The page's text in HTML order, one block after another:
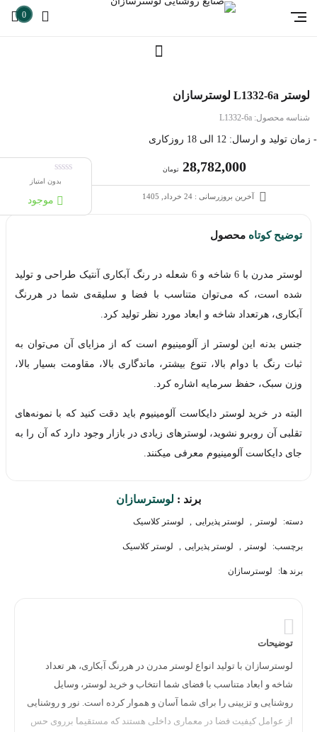
0
لوستر L1332-6a لوسترسازان
شناسه محصول: L1332-6a
- زمان تولید و ارسال: 12 الی 18 روزکاری
28,782,000 تومان
آخرین بروزرسانی : 24 خرداد, 1405
بدون امتیاز
موجود
توضیح کوتاه محصول
لوستر مدرن با 6 شاخه و 6 شعله در رنگ آبکاری آنتیک طراحی و تولید
شده است، که می‌توان متناسب با فضا و سلیقه‌ی شما در هررنگ
آبکاری، هرتعداد شاخه و ابعاد مورد نظر تولید کرد.
جنس بدنه این لوستر از آلومینیوم است که از مزایای آن می‌توان به
ثبات رنگ با دوام بالا، تنوع بیشتر، ماندگاری بالا، مقاومت بسیار بالا،
وزن سبک، حفظ سرمایه اشاره کرد.
البته در خرید لوستر دایکاست آلومینیوم باید دقت کنید که با نمونه‌های
تقلبی آن روبرو نشوید، لوسترهای زیادی در بازار وجود دارد که آن را به
جای دایکاست آلومینیوم معرفی میکنند.
برند : لوسترسازان
دسته: لوستر , لوستر پذیرایی , لوستر کلاسیک
برچسب: لوستر , لوستر پذیرایی , لوستر کلاسیک
برند ها: لوسترسازان
توضیحات
لوسترسازان با تولید انواع لوستر مدرن در هررنگ آبکاری، هر تعداد
شاخه و ابعاد متناسب با فضای شما انتخاب و خرید لوستر، وسایل
روشنایی و تزیینی را برای شما آسان و هموار کرده است. نور و روشنایی
از عوامل کیفیت فضا در معماری داخلی هستند که مستقیما برروی حس